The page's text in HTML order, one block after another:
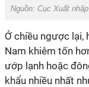
Nguồn: Cục Xuất
Ở chiều ngược lại,
Nam khiêm tốn
ướp lạnh hoặc
khẩu nhiều nhất